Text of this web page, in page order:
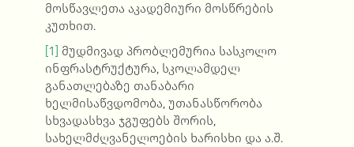
მოსწავლეთა აკადემიური მოსწრების
კუთხით.
[1]
მუდმივად პრობლემურია სასკოლო
ინფრასტრუქტურა, სკოლამდელ
განათლებაზე თანაბარი
ხელმისაწვდომობა, უთანასწორობა
სხვადასხვა ჯგუფებს შორის,
სახელმძღვანელოების ხარისხი და ა.შ.